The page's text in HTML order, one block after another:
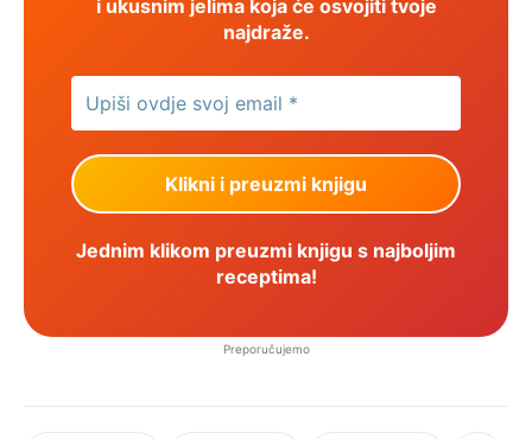
i ukusnim jelima koja će osvojiti tvoje
najdraže.
Jednim klikom preuzmi knjigu s najboljim
receptima!
Preporučujemo